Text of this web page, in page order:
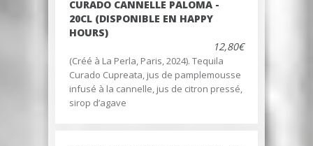
CURADO CANNELLE PALOMA -
20CL (DISPONIBLE EN HAPPY
HOURS)
12,80€
(Créé à La Perla, Paris, 2024). Tequila
Curado Cupreata, jus de pamplemousse
infusé à la cannelle, jus de citron pressé,
sirop d’agave